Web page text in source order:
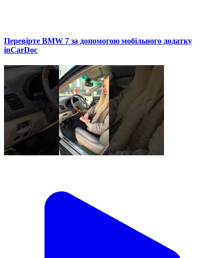
Перевірте BMW 7 за допомогою мобільного додатку
inCarDoc